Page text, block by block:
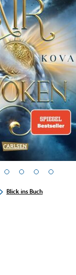
Blick ins Buch